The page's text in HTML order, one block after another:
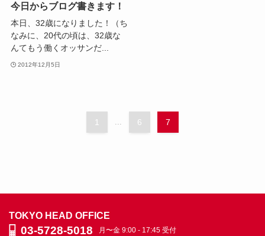
今日からブログ書きます！
本日、32歳になりました！（ち
なみに、20代の頃は、32歳な
んてもう働くオッサンだ...
2012年12月5日
1 6 7
TOKYO HEAD OFFICE
03-5728-5018
月〜金 9:00 - 17:45 受付